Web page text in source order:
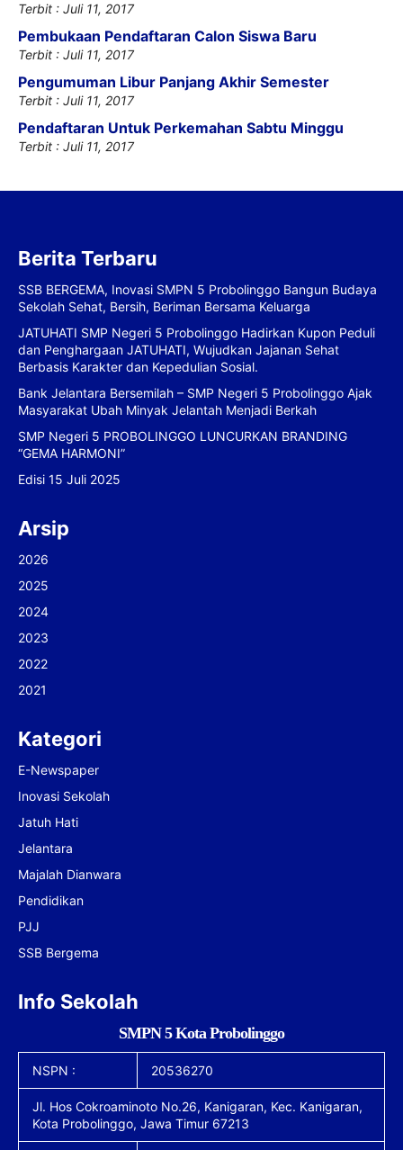
Terbit : Juli 11, 2017
Pembukaan Pendaftaran Calon Siswa Baru
Terbit : Juli 11, 2017
Pengumuman Libur Panjang Akhir Semester
Terbit : Juli 11, 2017
Pendaftaran Untuk Perkemahan Sabtu Minggu
Terbit : Juli 11, 2017
Berita Terbaru
SSB BERGEMA, Inovasi SMPN 5 Probolinggo Bangun Budaya
Sekolah Sehat, Bersih, Beriman Bersama Keluarga
JATUHATI SMP Negeri 5 Probolinggo Hadirkan Kupon Peduli
dan Penghargaan JATUHATI, Wujudkan Jajanan Sehat
Berbasis Karakter dan Kepedulian Sosial.
Bank Jelantara Bersemilah – SMP Negeri 5 Probolinggo Ajak
Masyarakat Ubah Minyak Jelantah Menjadi Berkah
SMP Negeri 5 PROBOLINGGO LUNCURKAN BRANDING
“GEMA HARMONI”
Edisi 15 Juli 2025
Arsip
2026
2025
2024
2023
2022
2021
Kategori
E-Newspaper
Inovasi Sekolah
Jatuh Hati
Jelantara
Majalah Dianwara
Pendidikan
PJJ
SSB Bergema
Info Sekolah
SMPN 5 Kota Probolinggo
NSPN : 20536270
Jl. Hos Cokroaminoto No.26, Kanigaran, Kec. Kanigaran,
Kota Probolinggo, Jawa Timur 67213